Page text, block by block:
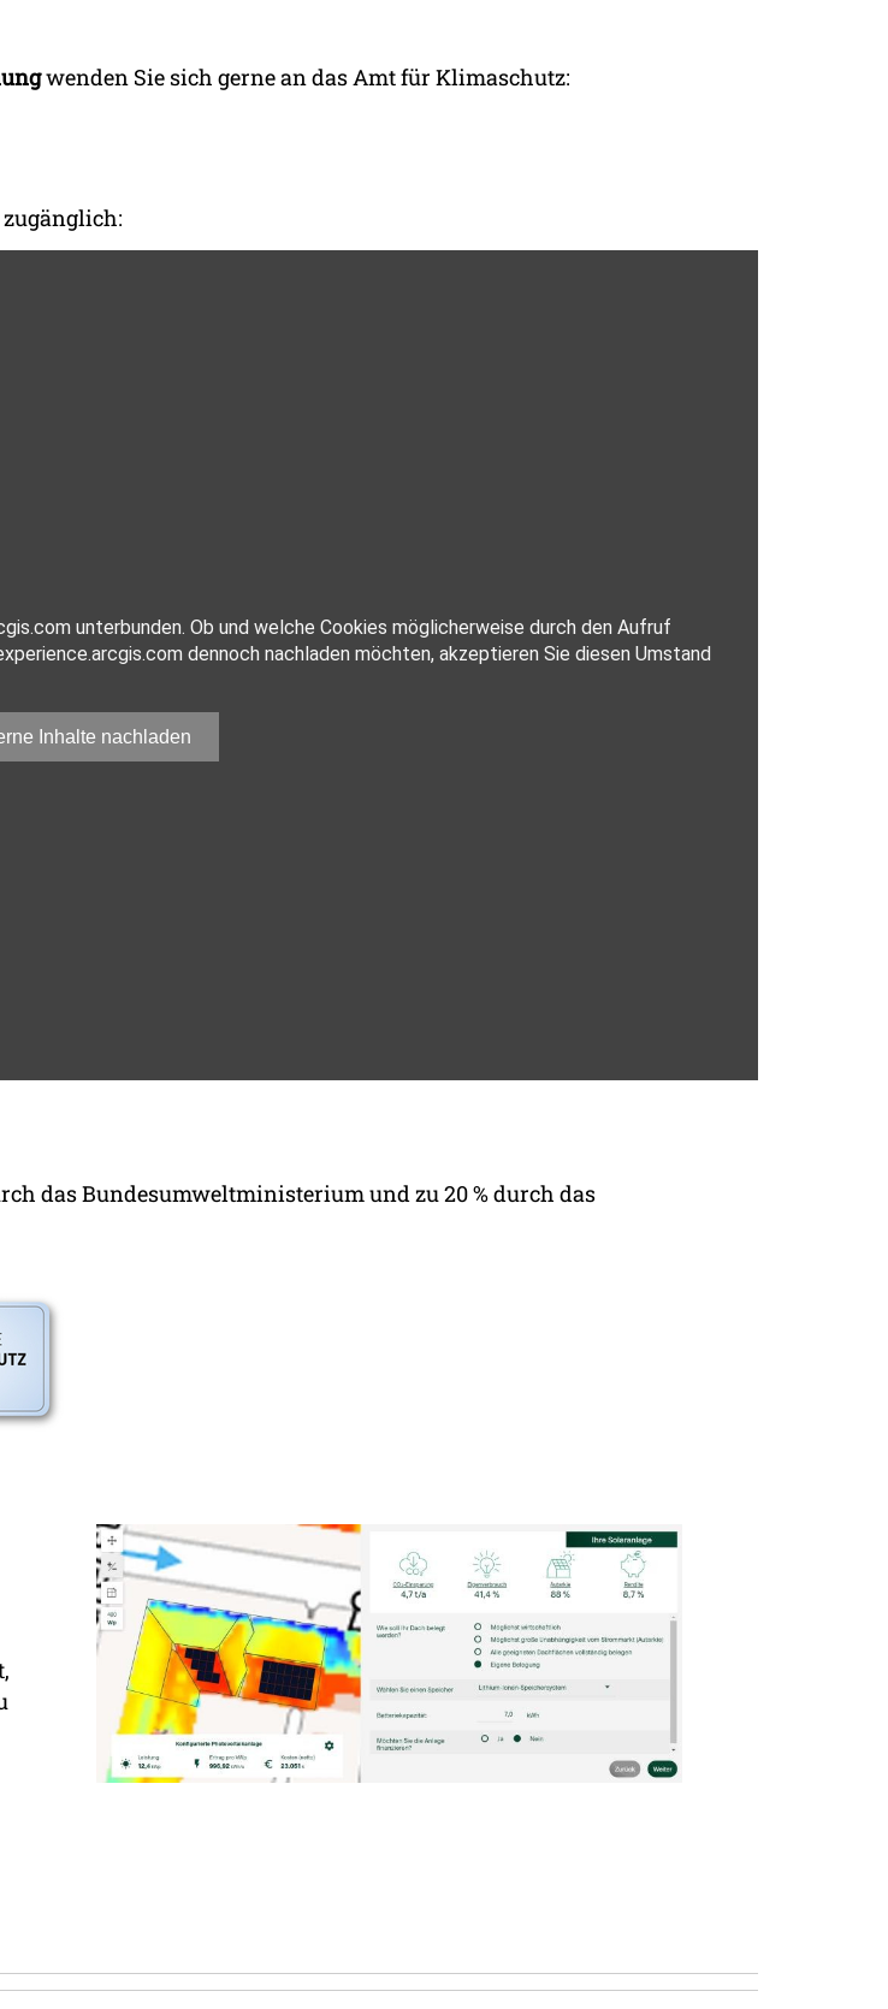
wenden Sie sich gerne an das Amt für Klimaschutz:
das Bundesumweltministerium und zu 20 % durch das